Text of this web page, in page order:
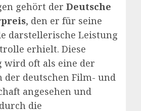
gehört der Deutsche
, den er für seine
darstellerische Leistung
erhielt. Diese
wird oft als eine der
deutschen Film- und
angesehen und
die